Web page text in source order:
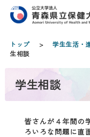
トップ > 学生生活・
生相談
学生相談
皆さんが４年間の
ろいろな問題に直